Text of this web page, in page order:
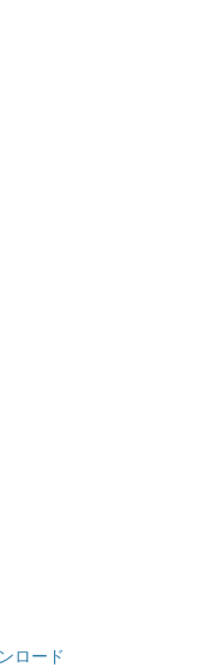
ロード